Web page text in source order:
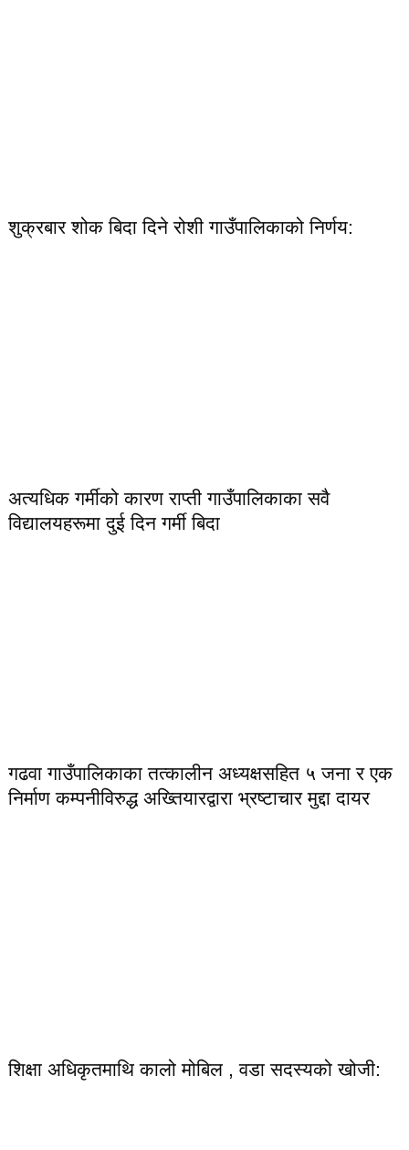
शुक्रबार शोक बिदा दिने रोशी गाउँपालिकाको निर्णय:
अत्यधिक गर्मीको कारण राप्ती गाउँपालिकाका सवै
विद्यालयहरूमा दुई दिन गर्मी बिदा
गढवा गाउँपालिकाका तत्कालीन अध्यक्षसहित ५ जना र एक
निर्माण कम्पनीविरुद्ध अख्तियारद्वारा भ्रष्टाचार मुद्दा दायर
शिक्षा अधिकृतमाथि कालो मोबिल , वडा सदस्यको खोजी: